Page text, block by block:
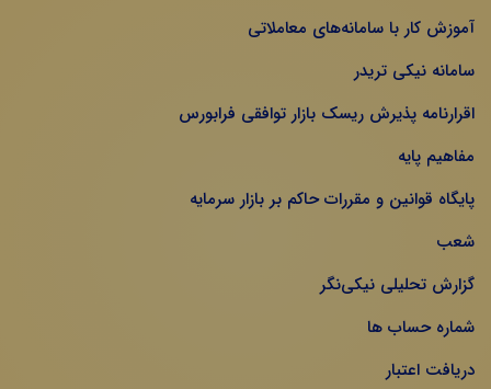
آموزش کار با سامانه‌های معاملاتی
سامانه نیکی تریدر
اقرارنامه پذیرش ریسک بازار توافقی فرابورس
مفاهیم پایه
پایگاه قوانین و مقررات حاکم بر بازار سرمایه
شعب
گزارش تحلیلی نیکی‌نگر
شماره حساب ها
دریافت اعتبار